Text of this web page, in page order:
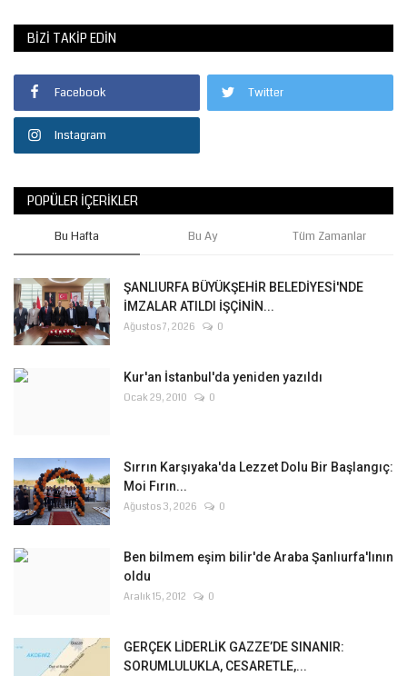
BIZI TAKIP EDIN
Facebook Twitter
Instagram
POPÜLER İÇERIKLER
Bu Hafta Bu Ay Tüm Zamanlar
ŞANLIURFA BÜYÜKŞEHİR BELEDİYESİ'NDE
İMZALAR ATILDI İŞÇİNİN...
Ağustos 7, 2026 0
Kur'an İstanbul'da yeniden yazıldı
Ocak 29, 2010 0
Sırrın Karşıyaka'da Lezzet Dolu Bir Başlangıç:
Moi Fırın...
Ağustos 3, 2026 0
Ben bilmem eşim bilir'de Araba Şanlıurfa'lının
oldu
Aralık 15, 2012 0
GERÇEK LİDERLİK GAZZE’DE SINANIR:
SORUMLULUKLA, CESARETLE,...